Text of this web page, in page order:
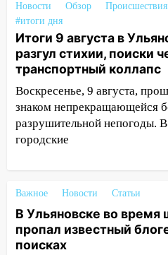
08:20 В Ульяновске
трамвайную и
инфраструктуру
08:19 Внимание! В
пропал 67-летний
08:11
На Ульяновск
непогода
заливать «старое»
06:30
Какая погода
области днем 9
Новости Обзор Происшествия
#итоги дня
Итоги 9 августа в
разгул стихии, поиски
транспортный коллапс
Воскресенье, 9 августа,
знаком непрекращающейся
разрушительной непогоды.
городские
Важное Новости Статьи
В Ульяновске во время
пропал известный
поисках